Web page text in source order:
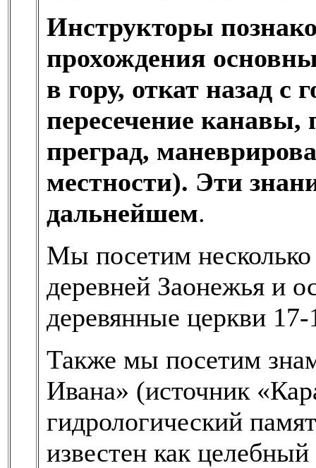
Инструкторы
прохождения
в гору, откат назад с
пересечение канавы,
преград,
местности). Эти
дальнейшем.
Мы посетим
деревней Заонежья и
деревянные церкви 17-
Также мы посетим
Ивана» (источник
гидрологический
известен как